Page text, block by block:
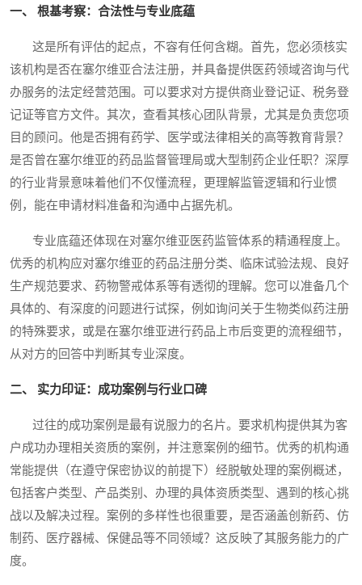
一、 根基考察：合法性与专业底蕴
这是所有评估的起点，不容有任何含糊。首先，您必须核实
该机构是否在塞尔维亚合法注册，并具备提供医药领域咨询与代
办服务的法定经营范围。可以要求对方提供商业登记证、税务登
记证等官方文件。其次，查看其核心团队背景，尤其是负责您项
目的顾问。他是否拥有药学、医学或法律相关的高等教育背景？
是否曾在塞尔维亚的药品监督管理局或大型制药企业任职？深厚
的行业背景意味着他们不仅懂流程，更理解监管逻辑和行业惯
例，能在申请材料准备和沟通中占据先机。
专业底蕴还体现在对塞尔维亚医药监管体系的精通程度上。
优秀的机构应对塞尔维亚的药品注册分类、临床试验法规、良好
生产规范要求、药物警戒体系等有透彻的理解。您可以准备几个
具体的、有深度的问题进行试探，例如询问关于生物类似药注册
的特殊要求，或是在塞尔维亚进行药品上市后变更的流程细节，
从对方的回答中判断其专业深度。
二、 实力印证：成功案例与行业口碑
过往的成功案例是最有说服力的名片。要求机构提供其为客
户成功办理相关资质的案例，并注意案例的细节。优秀的机构通
常能提供（在遵守保密协议的前提下）经脱敏处理的案例概述，
包括客户类型、产品类别、办理的具体资质类型、遇到的核心挑
战以及解决过程。案例的多样性也很重要，是否涵盖创新药、仿
制药、医疗器械、保健品等不同领域？这反映了其服务能力的广
度。